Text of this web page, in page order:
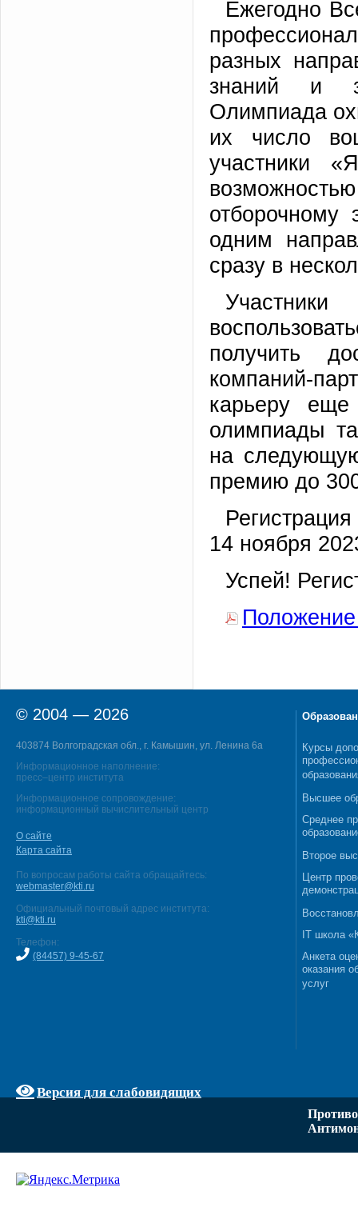
Ежегодно
разных
знаний и
Олимпиада
их число
участники
отборочному
одним
сразу в
получить
компаний-
карьеру еще
олимпиады
на
премию до
14 ноября
Успей!
© 2004 — 2026
403874 Волгоградская обл., г. Камышин, ул. Ленина 6а
Информационное наполнение:
пресс–центр института
Информационное сопровождение:
информационный вычислительный центр
О сайте
Карта сайта
По вопросам работы сайта обращайтесь:
webmaster@kti.ru
Официальный почтовый адрес института:
kti@kti.ru
Телефон:
(84457) 9-45-67
Версия для слабовидящих
Курсы
Высшее
Среднее
Второе
Центр
IT школа
Анкета
оказания
услуг